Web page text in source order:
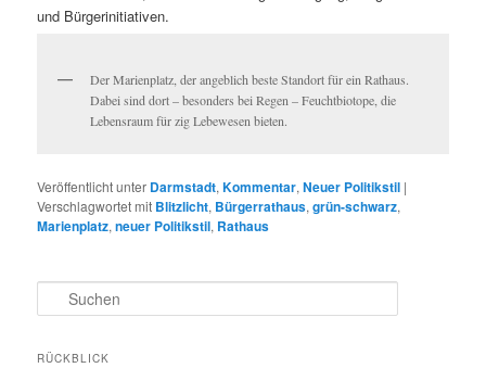
und Bürgerinitiativen.
Der Marienplatz, der angeblich beste Standort für ein Rathaus.
Dabei sind dort – besonders bei Regen – Feuchtbiotope, die
Lebensraum für zig Lebewesen bieten.
Veröffentlicht unter Darmstadt,Kommentar,Neuer Politikstil |
Verschlagwortet mit Blitzlicht, Bürgerrathaus,grün-schwarz,
Marienplatz,neuer Politikstil, Rathaus
u
h
RÜCKBLICK